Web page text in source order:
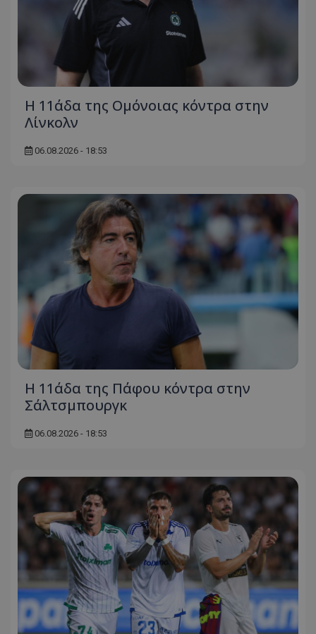
Η 11άδα της Ομόνοιας κόντρα στην
Λίνκολν
06.08.2026 - 18:53
Η 11άδα της Πάφου κόντρα στην
Σάλτσμπουργκ
06.08.2026 - 18:53